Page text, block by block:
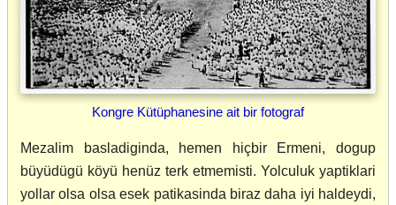
Kongre Kütüphanesine ait bir fotograf
Mezalim basladiginda, hemen hiçbir Ermeni, dogup
büyüdügü köyü henüz terk etmemisti. Yolculuk yaptiklari
yollar olsa olsa esek patikasinda biraz daha iyi haldeydi,